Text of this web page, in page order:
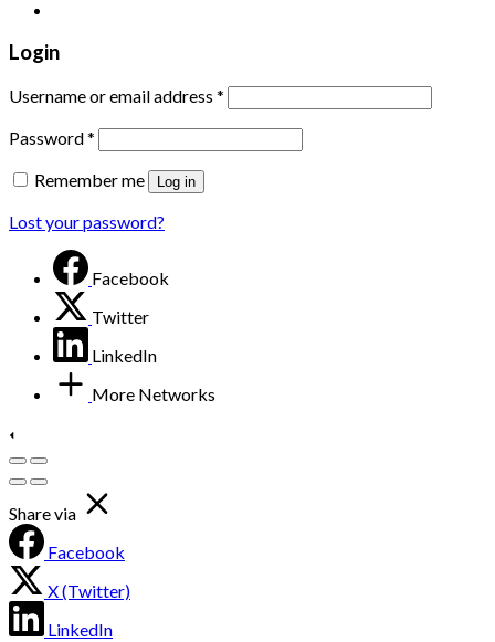
Login
Username or email address *
Password*
Remember me
Log in
Lost your password?
Facebook
Twitter
LinkedIn
More Networks
Share via
Facebook
X (Twitter)
LinkedIn